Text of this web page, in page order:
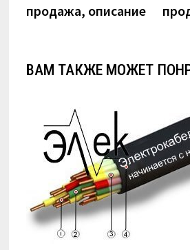
продажа, описание
ВАМ ТАКЖЕ МОЖЕТ